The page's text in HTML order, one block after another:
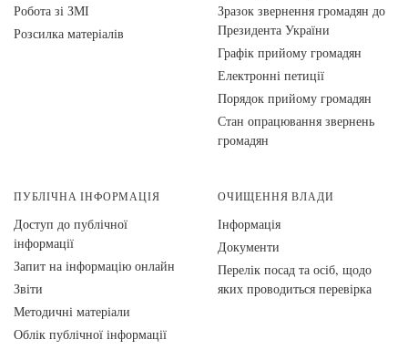
Робота зі ЗМІ
Розсилка матеріалів
Зразок звернення громадян до
Президента України
Графік прийому громадян
Електронні петиції
Порядок прийому громадян
Стан опрацювання звернень
громадян
ПУБЛІЧНА ІНФОРМАЦІЯ
Доступ до публічної
інформації
Запит на інформацію онлайн
Звіти
Методичні матеріали
Облік публічної інформації
ОЧИЩЕННЯ ВЛАДИ
Інформація
Документи
Перелік посад та осіб, щодо
яких проводиться перевірка